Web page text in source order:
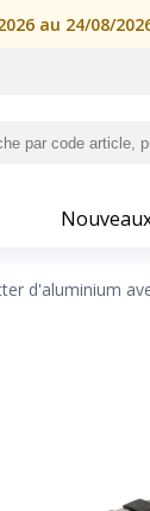
au 24/08/
d'aluminium